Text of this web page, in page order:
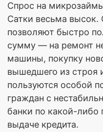
Спрос на
Сатки весьма высок.
позволяют быстро
сумму — на ремонт
машины, покупку
вышедшего из строя
пользуются особой
граждан с
банки по какой-либо
выдаче кредита.